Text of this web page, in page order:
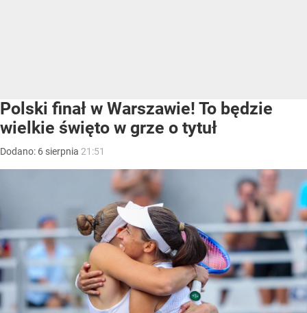
Polski finał w Warszawie! To będzie
wielkie święto w grze o tytuł
Dodano: 6 sierpnia 21:51